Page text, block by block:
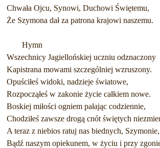
Chwała Ojcu, Synowi, Duchowi Świętemu,
Że Szymona dał za patrona krajowi naszemu.
Hymn
Wszechnicy Jagiellońskiej uczniu odznaczony
Kapistrana mowami szczególniej wzruszony.
Opuściłeś widoki, nadzieje światowe,
Rozpocząłeś w zakonie życie całkiem nowe.
Boskiej miłości ogniem pałając codziennie,
Chodziłeś zawsze drogą cnót świętych
A teraz z niebios ratuj nas biednych, Szymonie,
Bądź naszym opiekunem, w życiu i przy